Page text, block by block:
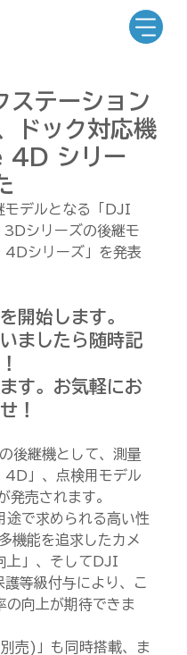
ステーション
ドック対応機
シリー
デルとなる「DJI
シリーズの後継モ
シリーズ」を発表
開始します。
ましたら随時記
す。お気軽にお
！
継機として、測量
」、点検用モデル
売されます。
途で求められる高い性
機能を追求したカメ
上」、そしてDJI
等級付与により、こ
の向上が期待できま
売)」も同時搭載、ま